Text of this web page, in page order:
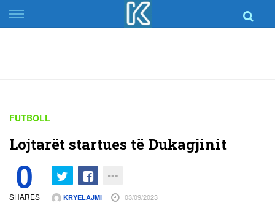
Skip
to
FUTBOLL
Lojtarët startues të Dukagjinit
0
SHARES KRYELAJMI 03/09/2023